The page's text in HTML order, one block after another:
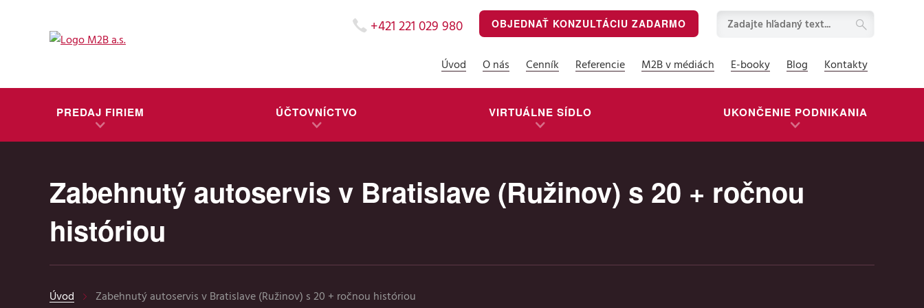
+421 221 029 980 OBJEDNAŤ KONZULTÁCIU ZADARMO
Úvod O nás Cenník Referencie M2B v médiách E-booky Blog Kontakty
PREDAJ FIRIEM ÚČTOVNÍCTVO VIRTUÁLNE SÍDLO UKONČENIE PODNIKANIA
Zabehnutý autoservis v Bratislave (Ružinov) s 20 + ročnou
históriou
Úvod Zabehnutý autoservis v Bratislave (Ružinov) s 20 + ročnou históriou